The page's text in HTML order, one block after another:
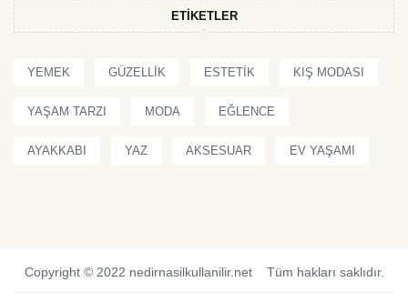
ETIKETLER
YEMEK GÜZELLIK ESTETIK KIŞ MODASI
YAŞAM TARZI MODA EĞLENCE
AYAKKABI YAZ AKSESUAR EV YAŞAMI
Copyright © 2022 nedirnasilkullanilir.net Tüm hakları saklıdır.